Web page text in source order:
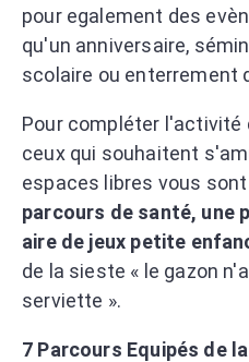
pour egalement des
qu'un anniversaire,
scolaire ou enterrement
Pour compléter l'activité
ceux qui souhaitent
espaces libres vous
parcours de santé, une
aire de jeux petite
de la sieste « le gazon
serviette ».
7 Parcours Equipés de